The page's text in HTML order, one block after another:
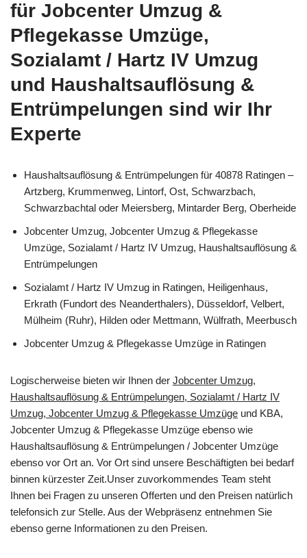
für Jobcenter Umzug &
Pflegekasse Umzüge,
Sozialamt / Hartz IV Umzug
und Haushaltsauflösung &
Entrümpelungen sind wir Ihr
Experte
Haushaltsauflösung & Entrümpelungen für 40878 Ratingen –
Artzberg, Krummenweg, Lintorf, Ost, Schwarzbach,
Schwarzbachtal oder Meiersberg, Mintarder Berg, Oberheide
Jobcenter Umzug, Jobcenter Umzug & Pflegekasse
Umzüge, Sozialamt / Hartz IV Umzug, Haushaltsauflösung &
Entrümpelungen
Sozialamt / Hartz IV Umzug in Ratingen, Heiligenhaus,
Erkrath (Fundort des Neanderthalers), Düsseldorf, Velbert,
Mülheim (Ruhr), Hilden oder Mettmann, Wülfrath, Meerbusch
Jobcenter Umzug & Pflegekasse Umzüge in Ratingen
Logischerweise bieten wir Ihnen der Jobcenter Umzug,
Haushaltsauflösung & Entrümpelungen, Sozialamt / Hartz IV
Umzug, Jobcenter Umzug & Pflegekasse Umzüge und KBA,
Jobcenter Umzug & Pflegekasse Umzüge ebenso wie
Haushaltsauflösung & Entrümpelungen / Jobcenter Umzüge
ebenso vor Ort an. Vor Ort sind unsere Beschäftigten bei bedarf
binnen kürzester Zeit.Unser zuvorkommendes Team steht
Ihnen bei Fragen zu unseren Offerten und den Preisen natürlich
telefonsich zur Stelle. Aus der Webpräsenz entnehmen Sie
ebenso gerne Informationen zu den Preisen.